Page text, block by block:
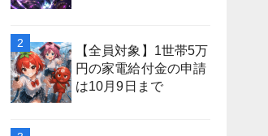
【全員対象】1世帯5万
円の家電給付金の申請
は10月9日まで